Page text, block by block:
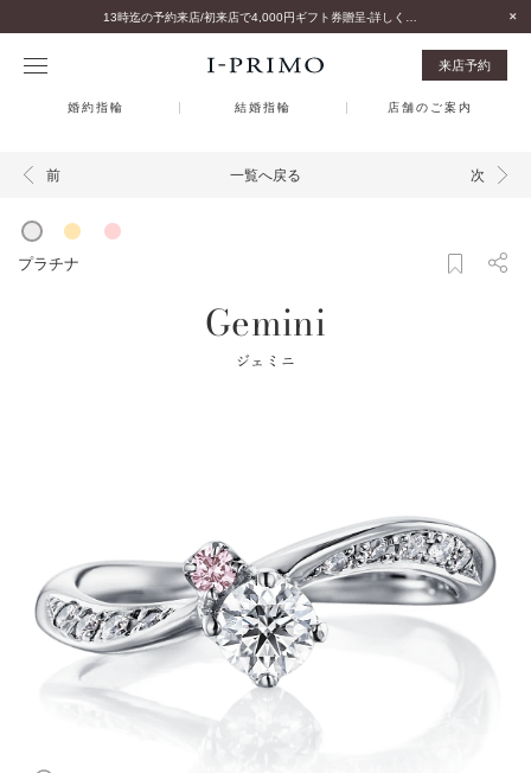
来店予約
婚約指輪 結婚指輪 店舗のご案内
前 一覧へ戻る 次
プラチナ
Gemini
ジェミニ